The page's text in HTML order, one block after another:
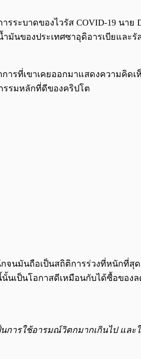
ะบาดของไวรัส COVID-19 นาย
มันของประเทศซาอุดิอารเบียและ
ารที่เขาเคยออกมาแสดงความคิด
รรมหลักที่ดีของคริปโต
กจนมันถือเป็นสถิติการร่วงที่หนักที่
ป็นโอกาสดีเหมือนกับได้ซื้อของลด
ารใช้อารมณ์วิตกมากเกินไป และ